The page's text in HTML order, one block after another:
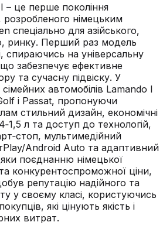
– це перше покоління
німецьким
спеціально для азійського,
ринку. Перший раз модель
спираючись на універсальну
забезпечує ефективне
та сучасну підвіску. У
автомобілів Lamando I
і Passat, пропонуючи
стильний дизайн, економічні
л та доступ до технологій,
мультимедійний
Android Auto та адаптивний
поєднанню німецької
конкурентоспроможної ціни,
репутацію надійного та
у своєму класі, користуючись
які цінують якість і
витрат.